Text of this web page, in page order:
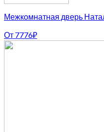
Межкомнатная дверь
От 7776₽